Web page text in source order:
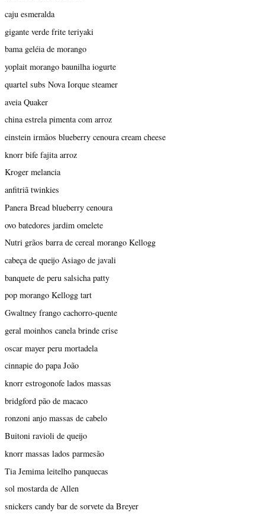
caju esmeralda
gigante verde frite teriyaki
bama geléia de morango
yoplait morango baunilha iogurte
quartel subs Nova Iorque steamer
aveia Quaker
china estrela pimenta com arroz
einstein irmãos blueberry cenoura cream cheese
knorr bife fajita arroz
Kroger melancia
anfitriã twinkies
Panera Bread blueberry cenoura
ovo batedores jardim omelete
Nutri grãos barra de cereal morango Kellogg
cabeça de queijo Asiago de javali
banquete de peru salsicha patty
pop morango Kellogg tart
Gwaltney frango cachorro-quente
geral moinhos canela brinde crise
oscar mayer peru mortadela
cinnapie do papa João
knorr estrogonofe lados massas
bridgford pão de macaco
ronzoni anjo massas de cabelo
Buitoni ravioli de queijo
knorr massas lados parmesão
Tia Jemima leitelho panquecas
sol mostarda de Allen
snickers candy bar de sorvete da Breyer